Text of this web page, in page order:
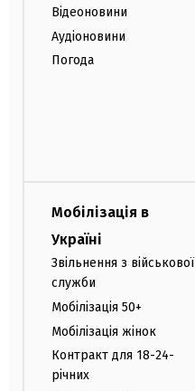
Відеоновини
Аудіоновини
Погода
Мобілізація в
Україні
Звільнення з військової
служби
Мобілізація 50+
Мобілізація жінок
Контракт для 18-24-
річних